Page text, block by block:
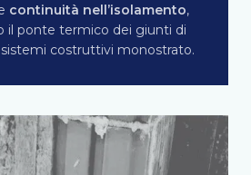
continuità nell’isolamento,
il ponte termico dei giunti di
costruttivi monostrato.